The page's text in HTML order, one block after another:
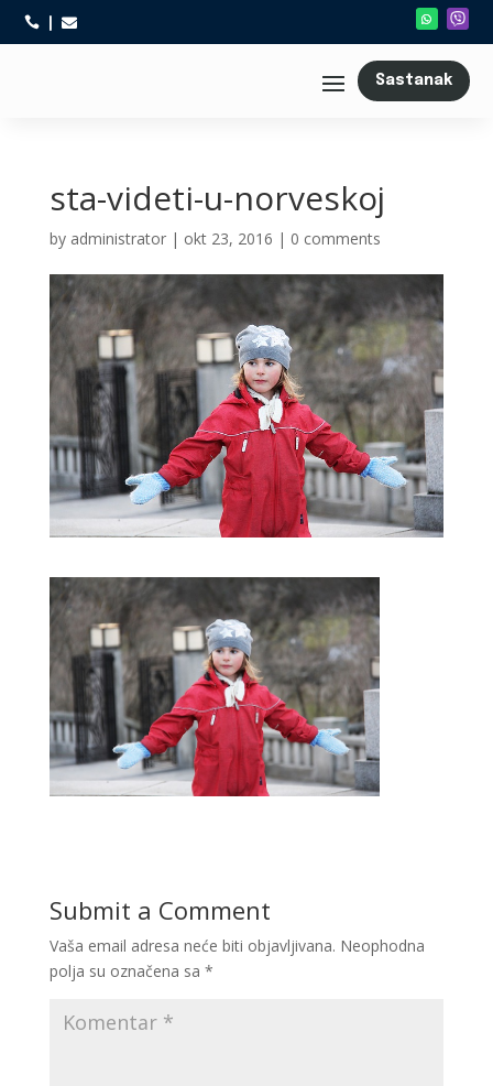
 
Sastanak
sta-videti-u-norveskoj
by administrator| okt 23, 2016 | 0 comments
Submit a Comment
Vaša email adresa neće biti objavljivana. Neophodna
polja su označena sa *